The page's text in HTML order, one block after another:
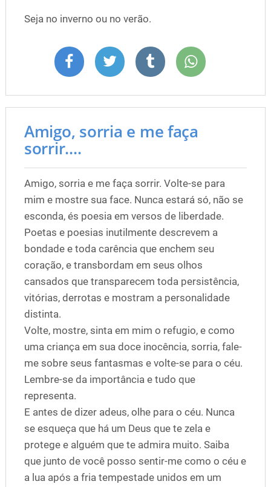
Seja no inverno ou no verão.
Amigo, sorria e me faça
sorrir....
Amigo, sorria e me faça sorrir. Volte-se para
mim e mostre sua face. Nunca estará só, não se
esconda, és poesia em versos de liberdade.
Poetas e poesias inutilmente descrevem a
bondade e toda carência que enchem seu
coração, e transbordam em seus olhos
cansados que transparecem toda persistência,
vitórias, derrotas e mostram a personalidade
distinta.
Volte, mostre, sinta em mim o refugio, e como
uma criança em sua doce inocência, sorria, fale-
me sobre seus fantasmas e volte-se para o céu.
Lembre-se da importância e tudo que
representa.
E antes de dizer adeus, olhe para o céu. Nunca
se esqueça que há um Deus que te zela e
protege e alguém que te admira muito. Saiba
que junto de você posso sentir-me como o céu e
a lua após a fria tempestade unidos em um